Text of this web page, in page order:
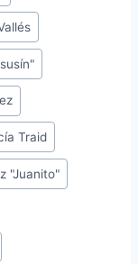
Traid
"Juanito"